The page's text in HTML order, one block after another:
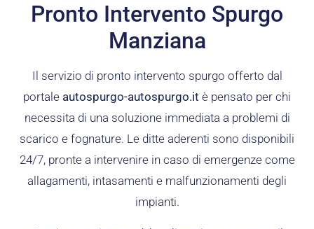
Pronto Intervento Spurgo
Manziana
Il servizio di pronto intervento spurgo offerto dal
portale autospurgo-autospurgo.it è pensato per chi
necessita di una soluzione immediata a problemi di
scarico e fognature. Le ditte aderenti sono disponibili
24/7, pronte a intervenire in caso di emergenze come
allagamenti, intasamenti e malfunzionamenti degli
impianti.